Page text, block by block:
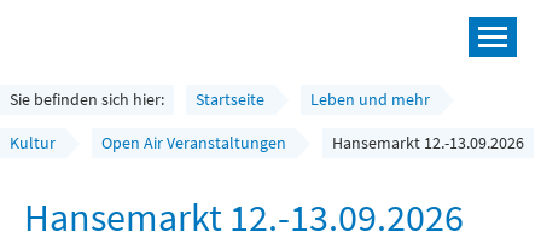
Leben und mehr
Rathaus und Bürgerservice
Sie befinden sich hier: Startseite
Leben und mehr
Kultur
Open Air Veranstaltungen Hansemarkt 12.-13.09.2026
Hansemarkt 12.-13.09.2026